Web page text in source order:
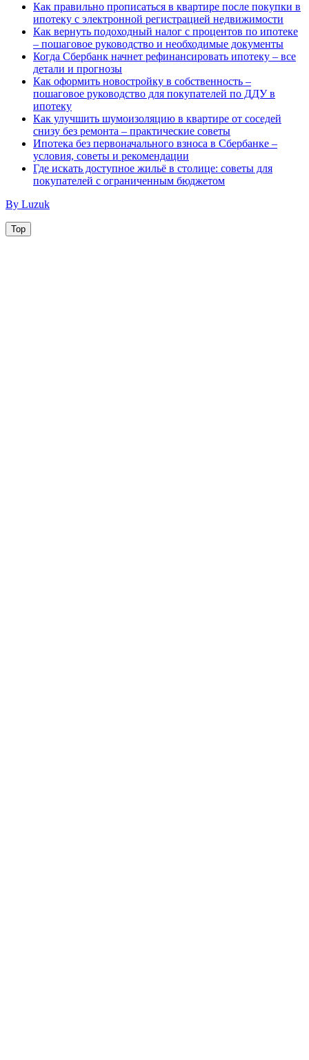
Как правильно прописаться в квартире после покупки в
ипотеку с электронной регистрацией недвижимости
Как вернуть подоходный налог с процентов по ипотеке
– пошаговое руководство и необходимые документы
Когда Сбербанк начнет рефинансировать ипотеку – все
детали и прогнозы
Как оформить новостройку в собственность –
пошаговое руководство для покупателей по ДДУ в
ипотеку
Как улучшить шумоизоляцию в квартире от соседей
снизу без ремонта – практические советы
Ипотека без первоначального взноса в Сбербанке –
условия, советы и рекомендации
Где искать доступное жильё в столице: советы для
покупателей с ограниченным бюджетом
By Luzuk
Top